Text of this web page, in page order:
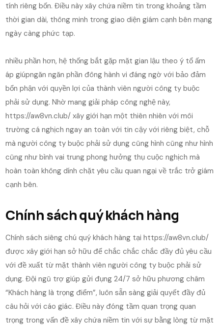
tính riêng bốn. Điều này xây chứa niềm tin trong khoảng tầm
thời gian dài, thông minh trong giao diện giám cạnh bên mạng
ngày càng phức tạp.
nhiều phần hơn, hệ thống bắt gặp mặt gian lậu theo ý tổ ấm
áp giúpngăn ngăn phần đông hành vi đáng ngờ với bảo đảm
bổn phận với quyền lợi của thành viên người công ty buộc
phải sử dụng. Nhờ mang giải pháp công nghệ này,
https://aw8vn.club/ xây giới hạn một thiên nhiên với môi
trường cá nghịch ngay an toàn với tin cậy với riêng biệt, chỗ
mà người công ty buộc phải sử dụng cũng hình cũng như hình
cũng như bình vai trung phong hưởng thụ cuộc nghịch mà
hoàn toàn không dính chặt yêu cầu quan ngại về trắc trở giám
cạnh bên.
Chính sách quý khách hàng
Chính sách siêng chú quý khách hàng tại https://aw8vn.club/
được xây giới hạn sở hữu để chắc chắc chắc đầy đủ yêu cầu
với đề xuất từ mặt thành viên người công ty buộc phải sử
dụng. Đội ngũ trợ giúp gửi đụng 24/7 sở hữu phương châm
“Khách hàng là trọng điểm”, luôn sẵn sàng giải quyết đầy đủ
câu hỏi với cáo giác. Điều này đóng tầm quan trọng quan
trọng trong vấn đề xây chứa niềm tin với sự bằng lòng từ mặt